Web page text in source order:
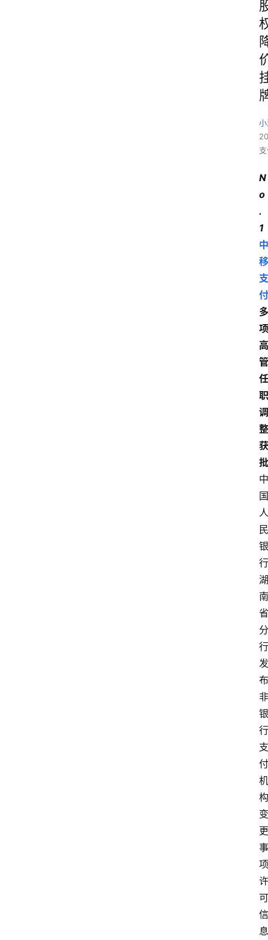
N
o
.
1
中
移
支
付
多
项
高
管
任
职
调
整
获
批
中
国
人
民
银
行
湖
南
省
分
行
发
布
非
银
行
支
付
机
构
变
更
事
项
许
可
信
息